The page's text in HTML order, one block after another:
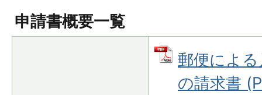
申請書概要一覧
郵便によ
の請求書